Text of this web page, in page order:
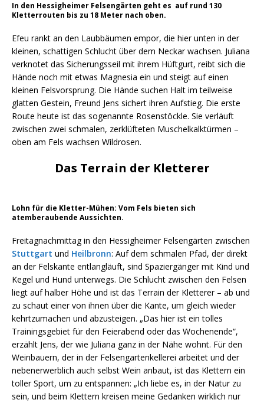
In den Hessigheimer Felsengärten geht es auf rund 130
Kletterrouten bis zu 18 Meter nach oben.
Efeu rankt an den Laubbäumen empor, die hier unten in der
kleinen, schattigen Schlucht über dem Neckar wachsen. Juliana
verknotet das Sicherungsseil mit ihrem Hüftgurt, reibt sich die
Hände noch mit etwas Magnesia ein und steigt auf einen
kleinen Felsvorsprung. Die Hände suchen Halt im teilweise
glatten Gestein, Freund Jens sichert ihren Aufstieg. Die erste
Route heute ist das sogenannte Rosenstöckle. Sie verläuft
zwischen zwei schmalen, zerklüfteten Muschelkalktürmen –
oben am Fels wachsen Wildrosen.
Das Terrain der Kletterer
Lohn für die Kletter-Mühen: Vom Fels bieten sich
atemberaubende Aussichten.
Freitagnachmittag in den Hessigheimer Felsengärten zwischen
Stuttgart und Heilbronn: Auf dem schmalen Pfad, der direkt
an der Felskante entlangläuft, sind Spaziergänger mit Kind und
Kegel und Hund unterwegs. Die Schlucht zwischen den Felsen
liegt auf halber Höhe und ist das Terrain der Kletterer – ab und
zu schaut einer von ihnen über die Kante, um gleich wieder
kehrtzumachen und abzusteigen. „Das hier ist ein tolles
Trainingsgebiet für den Feierabend oder das Wochenende“,
erzählt Jens, der wie Juliana ganz in der Nähe wohnt. Für den
Weinbauern, der in der Felsengartenkellerei arbeitet und der
nebenerwerblich auch selbst Wein anbaut, ist das Klettern ein
toller Sport, um zu entspannen: „Ich liebe es, in der Natur zu
sein, und beim Klettern kreisen meine Gedanken wirklich nur